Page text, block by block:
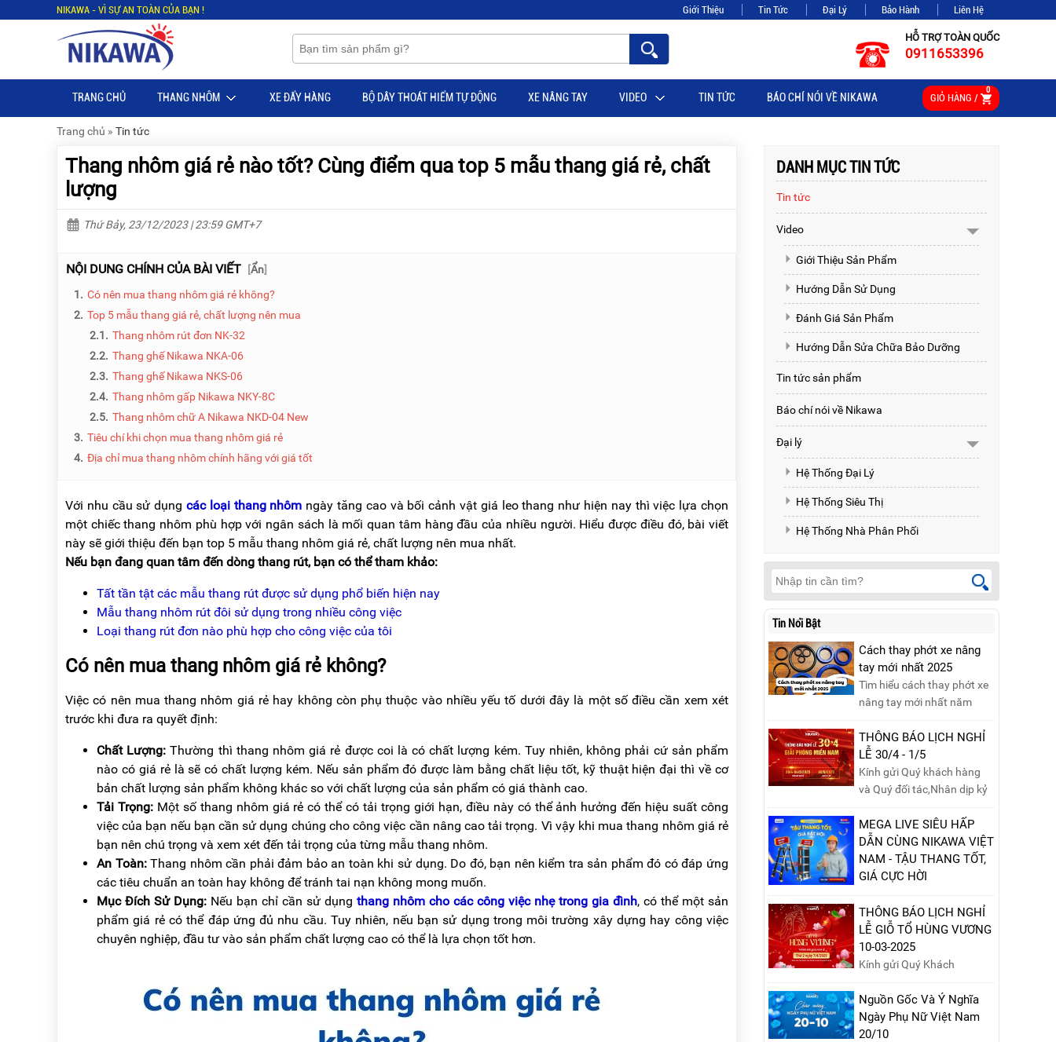
NIKAWA - VÌ SỰ AN TOÀN CỦA BẠN ! Giới Thiệu Tin Tức Đại Lý Bảo Hành Liên Hệ
HỖ TRỢ TOÀN QUỐC
0911653396
TRANG CHỦ THANG NHÔM XE ĐẨY HÀNG BỘ DÂY THOÁT HIỂM TỰ ĐỘNG XE NÂNG TAY VIDEO TIN TỨC BÁO CHÍ NÓI VỀ NIKAWA GIỎ HÀNG /
0
Menu
CHỦ
Menu
CHỦ
Trang chủ » Tin tức
Thang nhôm giá rẻ nào tốt? Cùng điểm qua top 5 mẫu thang giá rẻ, chất
lượng
Thứ Bảy, 23/12/2023 | 23:59 GMT+7
NỘI DUNG CHÍNH CỦA BÀI VIẾT [Ẩn]
1. Có nên mua thang nhôm giá rẻ không?
2. Top 5 mẫu thang giá rẻ, chất lượng nên mua
2.1. Thang nhôm rút đơn NK-32
2.2. Thang ghế Nikawa NKA-06
2.3. Thang ghế Nikawa NKS-06
2.4. Thang nhôm gấp Nikawa NKY-8C
2.5. Thang nhôm chữ A Nikawa NKD-04 New
3. Tiêu chí khi chọn mua thang nhôm giá rẻ
4. Địa chỉ mua thang nhôm chính hãng với giá tốt
Với nhu cầu sử dụng các loại thang nhôm ngày tăng cao và bối cảnh vật giá leo thang như hiện nay thì việc lựa chọn
một chiếc thang nhôm phù hợp với ngân sách là mối quan tâm hàng đầu của nhiều người. Hiểu được điều đó, bài viết
này sẽ giới thiệu đến bạn top 5 mẫu thang nhôm giá rẻ, chất lượng nên mua nhất.
Nếu bạn đang quan tâm đến dòng thang rút, bạn có thể tham khảo:
Tất tần tật các mẫu thang rút được sử dụng phổ biến hiện nay
Mẫu thang nhôm rút đôi sử dụng trong nhiều công việc
Loại thang rút đơn nào phù hợp cho công việc của tôi
Có nên mua thang nhôm giá rẻ không?
Việc có nên mua thang nhôm giá rẻ hay không còn phụ thuộc vào nhiều yếu tố dưới đây là một số điều cần xem xét
trước khi đưa ra quyết định:
Chất Lượng:Thường thì thang nhôm giá rẻ được coi là có chất lượng kém. Tuy nhiên, không phải cứ sản phẩm
nào có giá rẻ là sẽ có chất lượng kém. Nếu sản phẩm đó được làm bằng chất liệu tốt, kỹ thuật hiện đại thì về cơ
bản chất lượng sản phẩm không khác so với chất lượng của sản phẩm có giá thành cao.
Tải Trọng:Một số thang nhôm giá rẻ có thể có tải trọng giới hạn, điều này có thể ảnh hưởng đến hiệu suất công
việc của bạn nếu bạn cần sử dụng chúng cho công việc cần nâng cao tải trọng. Vì vậy khi mua thang nhôm giá rẻ
bạn nên chú trọng và xem xét đến tải trọng của từng mẫu thang nhôm.
An Toàn:Thang nhôm cần phải đảm bảo an toàn khi sử dụng. Do đó, bạn nên kiểm tra sản phẩm đó có đáp ứng
các tiêu chuẩn an toàn hay không để tránh tai nạn không mong muốn.
Mục Đích Sử Dụng: Nếu bạn chỉ cần sử dụng thang nhôm cho các công việc nhẹ trong gia đình, có thể một sản
phẩm giá rẻ có thể đáp ứng đủ nhu cầu. Tuy nhiên, nếu bạn sử dụng trong môi trường xây dựng hay công việc
chuyên nghiệp, đầu tư vào sản phẩm chất lượng cao có thể là lựa chọn tốt hơn.
DANH MỤC TIN TỨC
Tin tức
Video
Giới Thiệu Sản Phẩm
Hướng Dẫn Sử Dụng
Đánh Giá Sản Phẩm
Hướng Dẫn Sửa Chữa Bảo Dưỡng
Tin tức sản phẩm
Báo chí nói về Nikawa
Đại lý
Hệ Thống Đại Lý
Hệ Thống Siêu Thị
Hệ Thống Nhà Phân Phối
Tin Nổi Bật
Cách thay phớt xe nâng
tay mới nhất 2025
Tìm hiểu cách thay phớt xe
nâng tay mới nhất năm
2025 với hướng dẫn chi tiết.
Đọc ngay để nắm vững quy
trình thay phớt đúng cách,
giúp xe nâng hoạt động
hiệu quả và bền lâu!
THÔNG BÁO LỊCH NGHỈ
LỄ 30/4 - 1/5
Kính gửi Quý khách hàng
và Quý đối tác,Nhân dịp kỷ
niệm Ngày Giải phóng miền
Nam 30/4 và Ngày Quốc tế
Lao động 1/5, Nikawa xin
trân trọng thông báo lịch
nghỉ lễ như sau:Thời gian
nghỉ: Từ Thứ Ba, ngày
29/04/2025 đến hết Chủ
Nhật, ngày 04/05/2025.T...
MEGA LIVE SIÊU HẤP
DẪN CÙNG NIKAWA VIỆT
NAM - TẬU THANG TỐT,
GIÁ CỰC HỜI
Ngày 09/10/2024, từ
10h00 - 15h00, hãy cùng
tham gia buổi Livestream
của Nikawa Việt Nam để
nhận ngay những phần quà
siêu hấp dẫn và mua sắm
những sản phẩm thang
chính hãng với mức giá
không thể tốt hơn!Tham gia
THÔNG BÁO LỊCH NGHỈ
LỄ GIỖ TỔ HÙNG VƯƠNG
10-03-2025
Kính gửi Quý Khách
hàng,Nikawa xin trân trọng
thông báo tới Quý Khách
hàng lịch nghỉ lễ Giỗ Tổ
Hùng Vương 10/03 như
Nguồn Gốc Và Ý Nghĩa
Ngày Phụ Nữ Việt Nam
20/10